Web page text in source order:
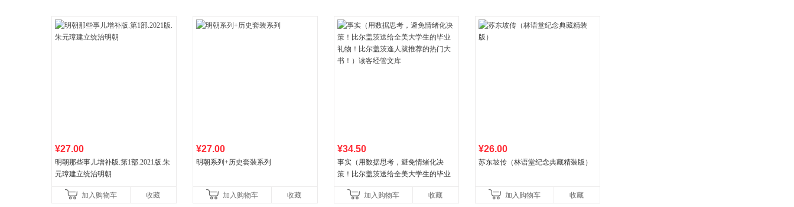
¥27.00
明朝那些事儿增补版.第1部.2021版.朱
元璋建立统治明朝
加入购物车 收藏
¥27.00
明朝系列+历史套装系列
加入购物车 收藏
¥34.50
事实（用数据思考，避免情绪化决
策！比尔盖茨送给全美大学生的毕业
书！）读客经管文库
加入购物车 收藏
¥26.00
苏东坡传（林语堂纪念典藏精装版）
加入购物车 收藏